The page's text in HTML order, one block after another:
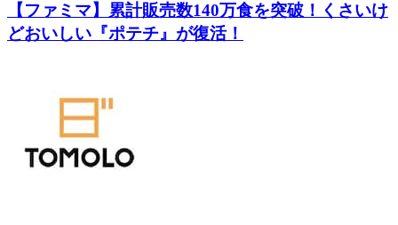
【ファミマ】累計販売数140万食を突破！くさいけ
どおいしい『ポテチ』が復活！